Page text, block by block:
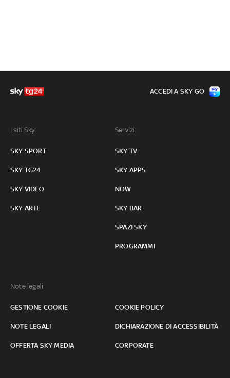
I siti Sky:
SKY SPORT
SKY TG24
SKY VIDEO
SKY ARTE
Servizi:
SKY TV
SKY APPS
NOW
SKY BAR
SPAZI SKY
PROGRAMMI
Note legali:
GESTIONE COOKIE COOKIE POLICY
NOTE LEGALI DICHIARAZIONE DI ACCESSIBILITÀ
OFFERTA SKY MEDIA CORPORATE
ACCEDI A SKY GO